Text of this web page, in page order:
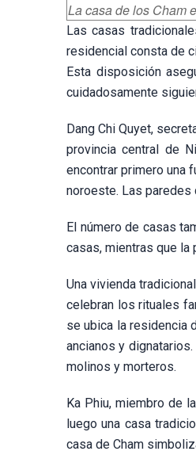
La casa de los Cham
Las casas
residencial consta de
Esta disposición
cuidadosamente
Dang Chi Quyet,
provincia central de
encontrar primero una
noroeste. Las paredes
El número de casas
casas, mientras que la
Una vivienda
celebran los rituales
se ubica la residencia
ancianos y
molinos y morteros.
Ka Phiu, miembro de
luego una casa
casa de Cham